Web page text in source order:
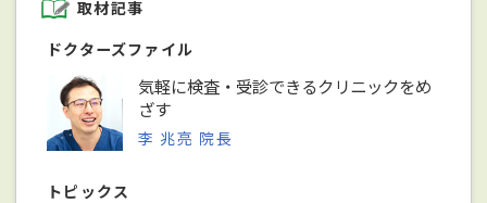
取材記事
ドクターズファイル
気軽に検査・受診できるクリニックをめ
ざす
李 兆亮 院長
トピックス